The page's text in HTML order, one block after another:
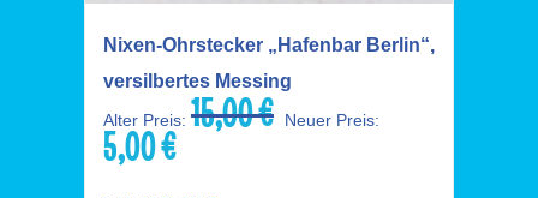
Nixen-Ohrstecker „Hafenbar Berlin“,
versilbertes Messing
Alter Preis: 15,00€
Ursprünglicher
Neuer Preis:
5,00€Aktueller